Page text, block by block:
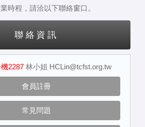
時程，請洽以下聯絡窗口。
聯絡資訊
2287 林小姐 HCLin@tcfst.org.tw
會員註冊
常見問題